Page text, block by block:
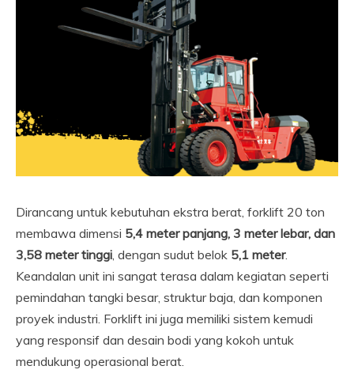
Dirancang untuk kebutuhan ekstra berat, forklift 20 ton
membawa dimensi 5,4 meter panjang, 3 meter lebar, dan
3,58 meter tinggi , dengan sudut belok 5,1 meter.
Keandalan unit ini sangat terasa dalam kegiatan seperti
pemindahan tangki besar, struktur baja, dan komponen
proyek industri. Forklift ini juga memiliki sistem kemudi
yang responsif dan desain bodi yang kokoh untuk
mendukung operasional berat.